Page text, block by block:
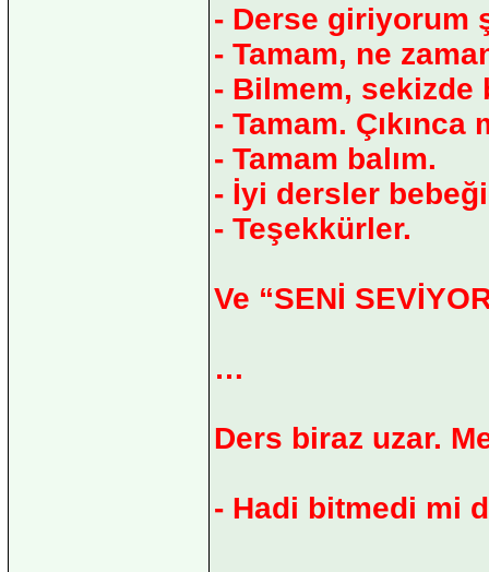
- Derse giriyorum
- Tamam, ne
- Bilmem, sekizde
- Tamam.
- Tamam balım.
- İyi dersler
- Teşekkürler.
Ve “SENİ
…
Ders biraz uzar.
- Hadi bitmedi mi